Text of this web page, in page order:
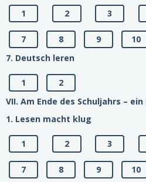
1 2 3
7 8 9 10
7. Deutsch leren
1
2
VII. Am Ende des Schuljahrs –
1. Lesen macht klug
1 2 3
7 8 9
10